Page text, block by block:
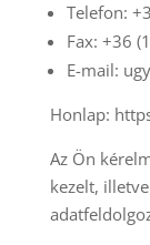
Telefon:
Fax: +36
E-mail:
Honlap:
Az Ön
kezelt,